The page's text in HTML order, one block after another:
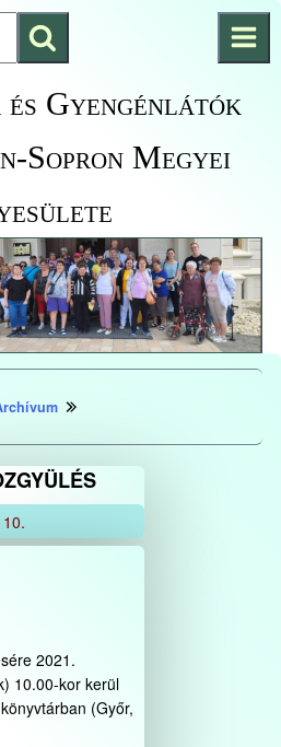
Gyengénlátók
Sopron Megyei
Keresés
indítása
10.
2021.
10.00-kor kerül
(Győr,